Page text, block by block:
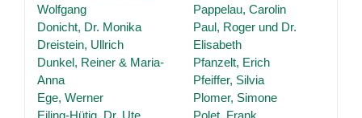
Wolfgang
Donicht, Dr. Monika
Dreistein, Ullrich
Dunkel, Reiner & Maria-
Anna
Ege, Werner
Pappelau, Carolin
Paul, Roger und Dr.
Elisabeth
Pfanzelt, Erich
Pfeiffer, Silvia
Plomer, Simone